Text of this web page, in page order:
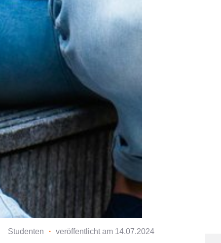
Studenten ・ veröffentlicht am 14.07.2024